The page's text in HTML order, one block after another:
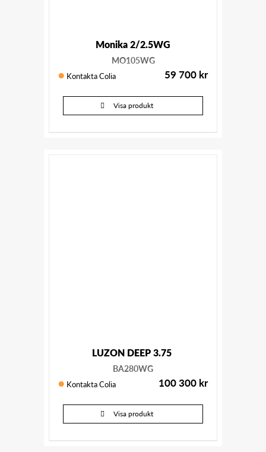
Monika 2/2.5WG
MO105WG
Kontakta Colia 59 700 kr
Visa produkt
LUZON DEEP 3.75
BA280WG
Kontakta Colia 100 300 kr
Visa produkt